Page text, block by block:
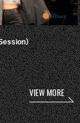
）
VIEW MORE